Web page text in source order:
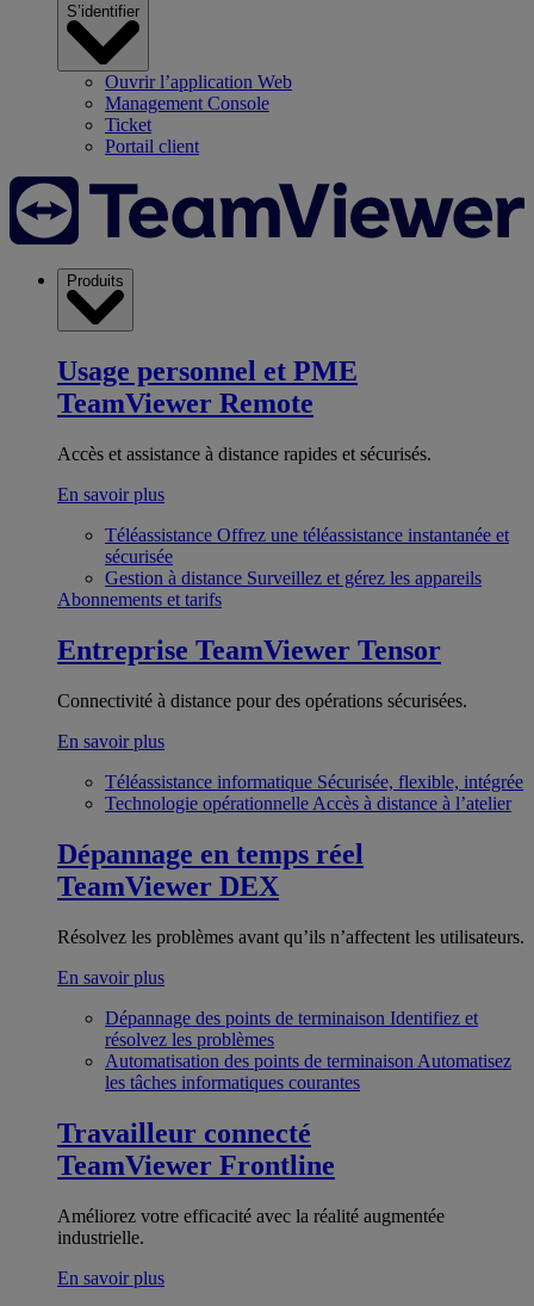
S’identifier
Ouvrir l’application Web
Management Console
Ticket
Portail client
Produits
Usage personnel et PME
TeamViewer Remote
Accès et assistance à distance rapides et sécurisés.
En savoir plus
Téléassistance Offrez une téléassistance instantanée et
sécurisée
Gestion à distance Surveillez et gérez les appareils
Abonnements et tarifs
Entreprise TeamViewer Tensor
Connectivité à distance pour des opérations sécurisées.
En savoir plus
Téléassistance informatique Sécurisée, flexible, intégrée
Technologie opérationnelle Accès à distance à l’atelier
Dépannage en temps réel
TeamViewer DEX
Résolvez les problèmes avant qu’ils n’affectent les utilisateurs.
En savoir plus
Dépannage des points de terminaison Identifiez et
résolvez les problèmes
Automatisation des points de terminaison Automatisez
les tâches informatiques courantes
Travailleur connecté
TeamViewer Frontline
Améliorez votre efficacité avec la réalité augmentée
industrielle.
En savoir plus